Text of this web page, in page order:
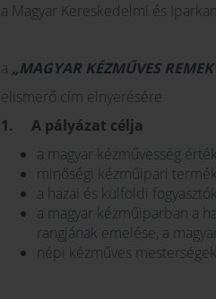
a Magyar Kereskedelmi és
a „MAGYAR KÉZMŰVES
elismerő cím elnyerésére
1. A pályázat célja
a magyar kézművesség
minőségi kézműipari
a hazai és külföldi
a magyar kézműiparban a
rangjának emelése, a
népi kézműves